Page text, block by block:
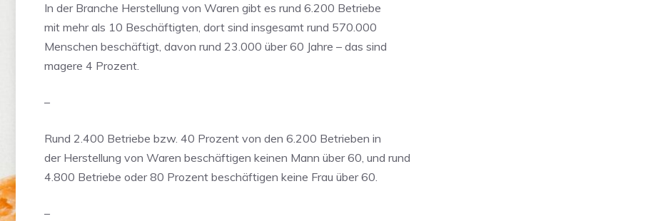
In der Branche Herstellung von Waren gibt es rund 6.200 Betriebe
mit mehr als 10 Beschäftigten, dort sind insgesamt rund 570.000
Menschen beschäftigt, davon rund 23.000 über 60 Jahre – das sind
magere 4 Prozent.
–
Rund 2.400 Betriebe bzw. 40 Prozent von den 6.200 Betrieben in
der Herstellung von Waren beschäftigen keinen Mann über 60, und rund
4.800 Betriebe oder 80 Prozent beschäftigen keine Frau über 60.
–